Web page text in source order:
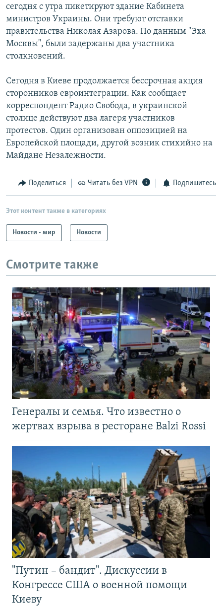
сегодня с утра пикетируют здание Кабинета
министров Украины. Они требуют отставки
правительства Николая Азарова. По данным "Эха
Москвы", были задержаны два участника
столкновений.
Сегодня в Киеве продолжается бессрочная акция
сторонников евроинтеграции. Как сообщает
корреспондент Радио Свобода, в украинской
столице действуют два лагеря участников
протестов. Один организован оппозицией на
Европейской площади, другой возник стихийно на
Майдане Незалежности.
Поделиться Читать без VPN Подпишитесь
Этот контент также в категориях
Новости - мир Новости
Смотрите также
Генералы и семья. Что известно о
жертвах взрыва в ресторане Balzi Rossi
"Путин – бандит". Дискуссии в
Конгрессе США о военной помощи
Киеву